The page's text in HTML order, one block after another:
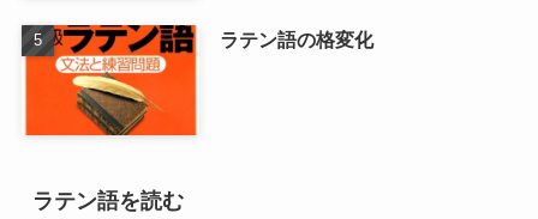
ラテン語の格変化
ラテン語を読む